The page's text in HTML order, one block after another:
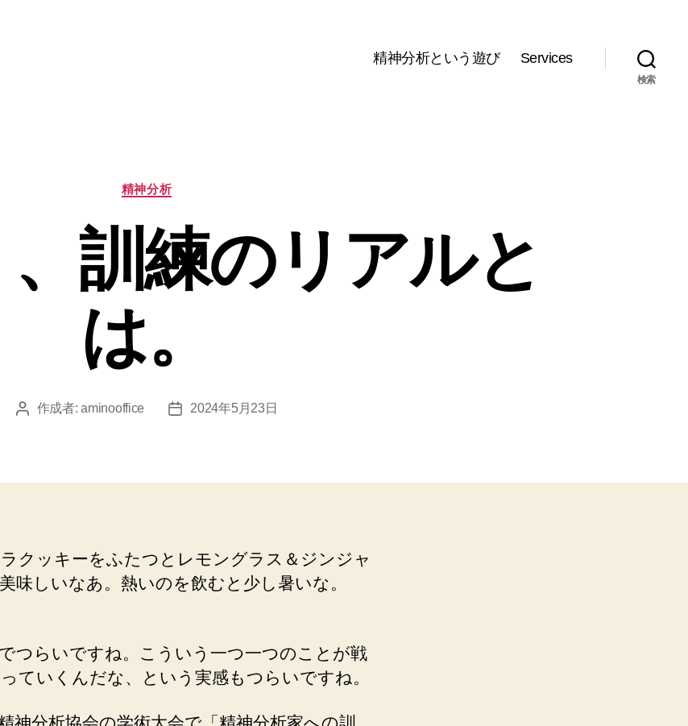
精神分析という遊び Services
検索
カ
テ
リ
ー
精神分析
、訓練のリアルと
は。
投 作成者:aminooffice
投
2024年5月23日
クッキーをふたつとレモングラス＆ジンジャ
味しいなあ。熱いのを飲むと少し暑いな。
つらいですね。こういう一つ一つのことが戦
ていくんだな、という実感もつらいですね。